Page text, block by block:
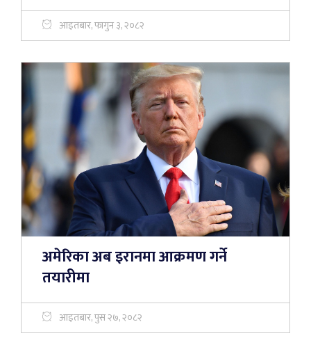
आइतबार, फागुन ३, २०८२
अमेरिका अब इरानमा आक्रमण गर्ने
तयारीमा
आइतबार, पुस २७, २०८२